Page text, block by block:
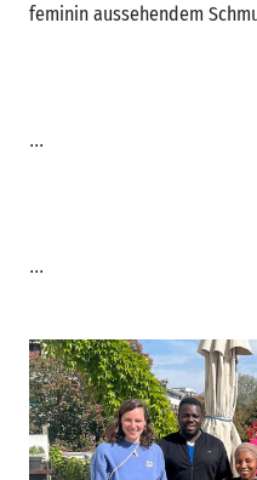
feminin aussehendem
...
...